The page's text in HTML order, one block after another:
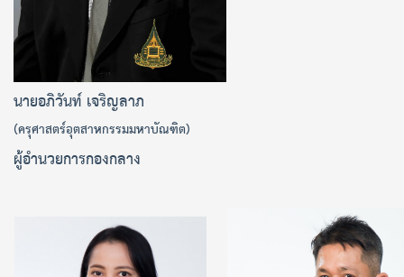
นายอภิวันท์ เจริญลาภ
(ครุศาสตร์อุตสาหกรรมมหาบัณฑิต)
ผู้อำนวยการกองกลาง